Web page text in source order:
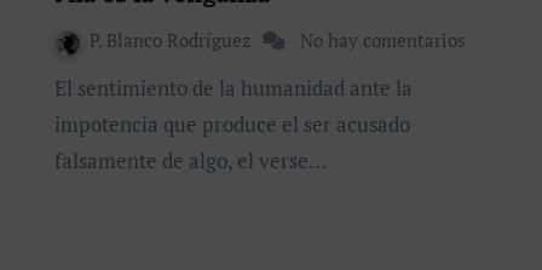
P. Blanco Rodríguez No hay comentarios
El sentimiento de la humanidad ante la
impotencia que produce el ser acusado
falsamente de algo, el verse…